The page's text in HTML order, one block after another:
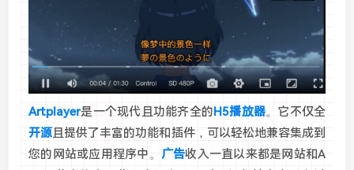
Artplayer是一个现代且功能齐全的H5播放器。它不仅全
开源 且提供了丰富的功能和插件，可以轻松地兼容集成到
您的网站或应用程序中。 广告收入一直以来都是网站和A